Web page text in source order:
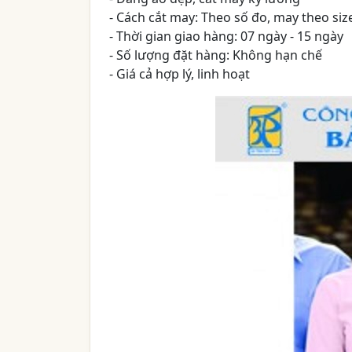
- Cách cắt may: Theo số đo, may theo
- Thời gian giao hàng: 07 ngày - 15 ngày
- Số lượng đặt hàng: Không hạn chế
- Giá cả hợp lý, linh hoạt